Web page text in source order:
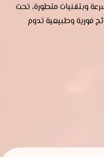
وبتقنيات متطورة، تحت
فورية وطبيعية تدوم